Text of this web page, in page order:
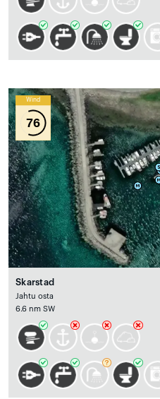
Wind
76
Skarstad
Jahtu osta
6.6 nm SW